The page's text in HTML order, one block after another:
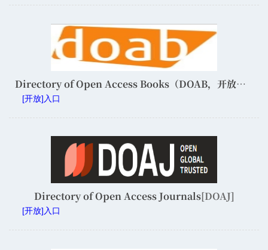
Directory of Open Access Books（DOAB，开放获取图书目录）
[开放]入口
Directory of Open Access Journals[DOAJ]
[开放]入口